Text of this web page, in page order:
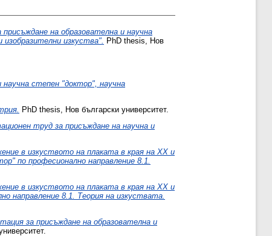
на образователна и научна
изкуства". PhD thesis, Нов
степен "доктор", научна
PhD thesis, Нов български университет.
труд за присъждане на научна и
в изкуството на плаката в края на ХХ и
по професионално направление 8.1.
в изкуството на плаката в края на ХХ и
направление 8.1. Теория на изкуствата.
за присъждане на образователна и